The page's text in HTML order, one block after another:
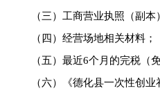
（三）工商营业执照（副本
（四）经营场地相关材料；
（五）最近6个月的完税（免
（六）《德化县一次性创业